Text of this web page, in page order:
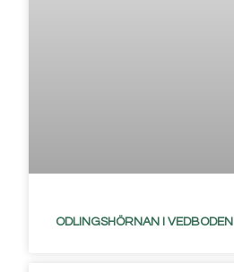
ODLINGSHÖRNAN I VEDBODEN